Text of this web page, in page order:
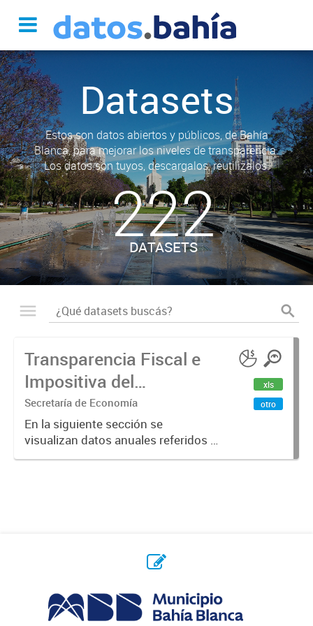
Datasets
Estos son datos abiertos y públicos, de Bahía
Blanca, para mejorar los niveles de transparencia.
Los datos son tuyos, descargalos, reutilizalos.
222
DATASETS
Transparencia Fiscal e
Impositiva del
Municipio. Año 2023
Secretaría de Economía
En la siguiente sección se
visualizan datos anuales referidos a
la transparencia fiscal e impositiva
xls
otro